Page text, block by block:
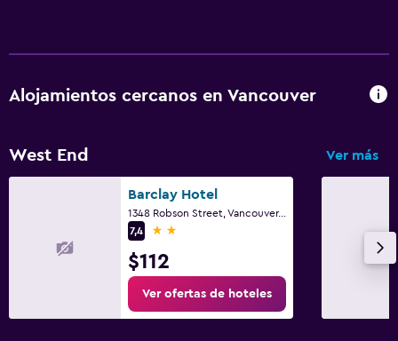
Alojamientos cercanos en Vancouver
West End Ver más
Barclay Hotel
1348 Robson Street, Vancouver, BC
7,4
2 estrellas
$112
Ver ofertas de hoteles